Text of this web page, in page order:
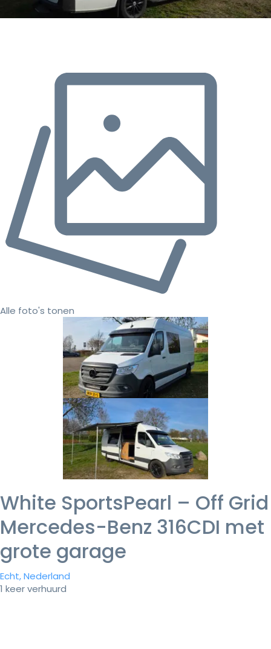
Alle foto's tonen
White SportsPearl – Off Grid
Mercedes-Benz 316CDI met
grote garage
Echt, Nederland
1 keer verhuurd